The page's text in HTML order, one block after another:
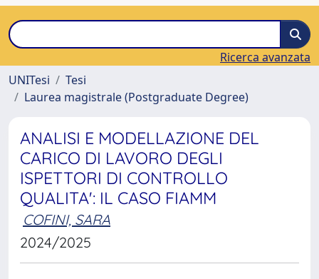
Ricerca avanzata
UNITesi
Tesi
Laurea magistrale (Postgraduate Degree)
ANALISI E MODELLAZIONE DEL
CARICO DI LAVORO DEGLI
ISPETTORI DI CONTROLLO
QUALITA': IL CASO FIAMM
COFINI, SARA
2024/2025